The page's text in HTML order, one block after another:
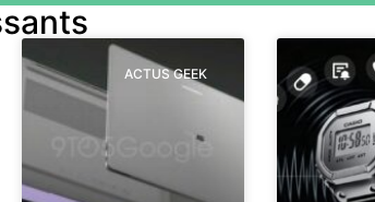
ACTUS GEEK